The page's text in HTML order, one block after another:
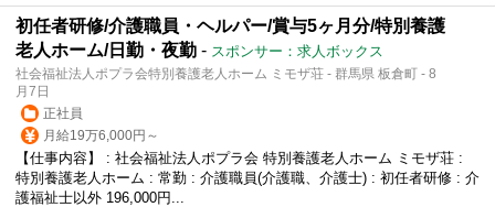
初任者研修/介護職員・ヘルパー/賞与5ヶ月分/特別養護
老人ホーム/日勤・夜勤 - スポンサー：求人ボックス
社会福祉法人ポプラ会特別養護老人ホーム ミモザ荘 - 群馬県 板倉町 - 8
月7日
正社員
月給19万6,000円～
【仕事内容】 : 社会福祉法人ポプラ会 特別養護老人ホーム ミモザ荘 :
特別養護老人ホーム : 常勤 : 介護職員(介護職、介護士) : 初任者研修 : 介
護福祉士以外 196,000円...